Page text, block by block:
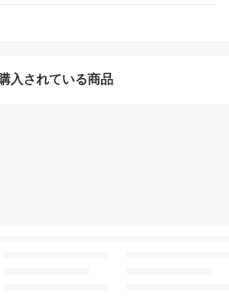
入されている商品